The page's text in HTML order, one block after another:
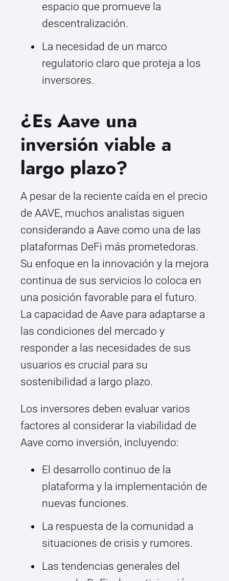
espacio que promueve la
descentralización.
La necesidad de un marco
regulatorio claro que proteja a los
inversores.
¿Es Aave una
inversión viable a
largo plazo?
A pesar de la reciente caída en el precio
de AAVE, muchos analistas siguen
considerando a Aave como una de las
plataformas DeFi más prometedoras.
Su enfoque en la innovación y la mejora
continua de sus servicios lo coloca en
una posición favorable para el futuro.
La capacidad de Aave para adaptarse a
las condiciones del mercado y
responder a las necesidades de sus
usuarios es crucial para su
sostenibilidad a largo plazo.
Los inversores deben evaluar varios
factores al considerar la viabilidad de
Aave como inversión, incluyendo:
El desarrollo continuo de la
plataforma y la implementación de
nuevas funciones.
La respuesta de la comunidad a
situaciones de crisis y rumores.
Las tendencias generales del